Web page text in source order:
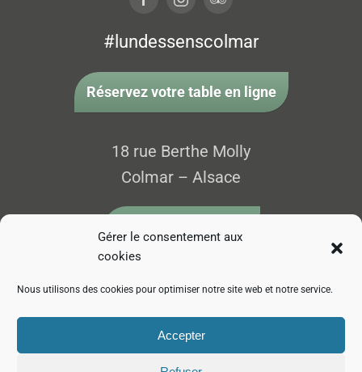
Gérer le consentement aux
cookies
Nous utilisons des cookies pour optimiser notre site web et notre service.
Accepter
#lundessenscolmar
Réservez votre table en ligne
18 rue Berthe Molly
Colmar – Alsace
contact@lun-des-sens.alsace
DE 17H À 23H.